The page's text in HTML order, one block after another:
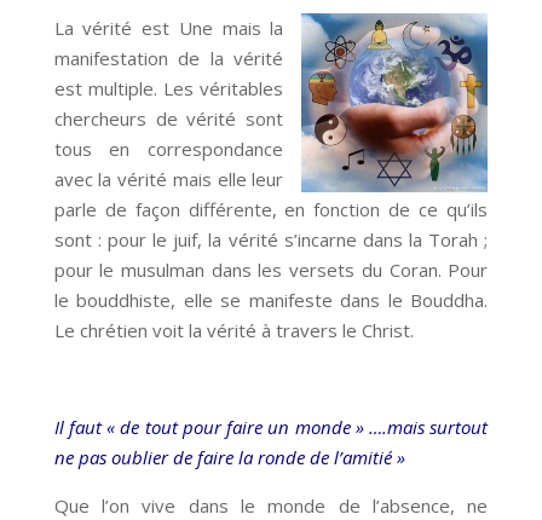
La vérité est Une mais la
manifestation de la vérité
est multiple. Les véritables
chercheurs de vérité sont
tous en correspondance
avec la vérité mais elle leur
parle de façon différente, en fonction de ce qu’ils
sont : pour le juif, la vérité s’incarne dans la Torah ;
pour le musulman dans les versets du Coran. Pour
le bouddhiste, elle se manifeste dans le Bouddha.
Le chrétien voit la vérité à travers le Christ.
Il faut « de tout pour faire un monde » ….mais surtout
ne pas oublier de faire la ronde de l’amitié »
Que l’on vive dans le monde de l’absence, ne